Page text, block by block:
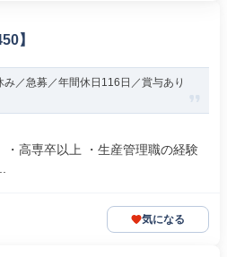
】
／急募／年間休日116日／賞与あり
・高専卒以上 ・生産管理職の経験
気になる